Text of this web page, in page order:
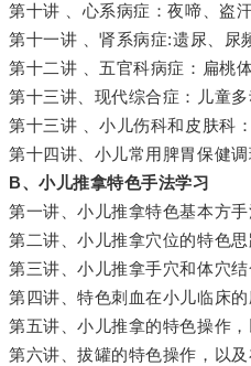
第十讲 、心系病症：夜啼、盗
第十一讲 、肾系病症:遗尿、尿
第十二讲 、五官科病症：扁桃
第十三讲、现代综合症：儿童多
第十三讲 、小儿伤科和皮肤科
第十四讲、小儿常用脾胃保健
B、小儿推拿特色手法学习
第一讲、小儿推拿特色基本方
第二讲、小儿推拿穴位的特色
第三讲、小儿推拿手穴和体穴
第四讲、特色刺血在小儿临床的
第五讲、小儿推拿的特色操作
第六讲、拔罐的特色操作，以